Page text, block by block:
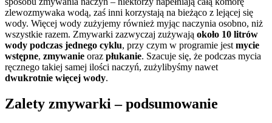
zlewozmywaka wodą, zaś inni korzystają na bieżąco z lejącej się
wody. Więcej wody zużyjemy również myjąc naczynia osobno, niż
wszystkie razem. Zmywarki zazwyczaj zużywają około 10 litrów
wody podczas jednego cyklu, przy czym w programie jest mycie
wstępne, zmywanie oraz płukanie. Szacuje się, że podczas mycia
ręcznego takiej samej ilości naczyń, zużylibyśmy nawet
dwukrotnie więcej wody.
Zalety zmywarki – podsumowanie